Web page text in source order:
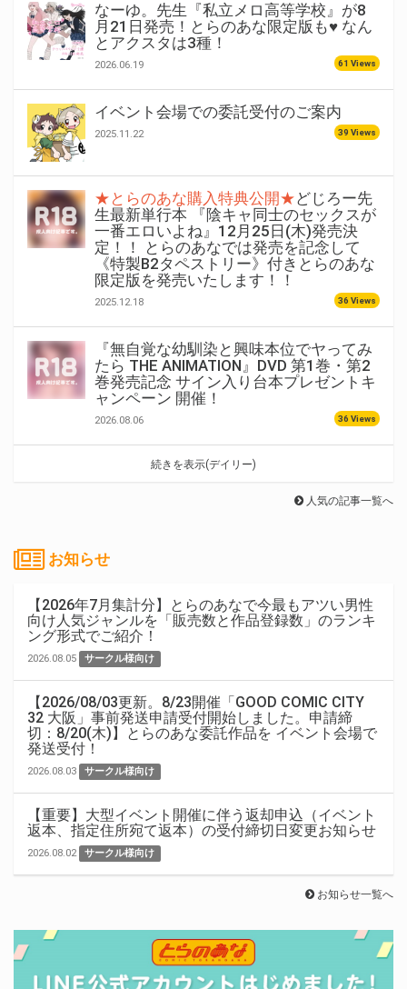
なーゆ。先生『私立メロ高等学校』が8
月21日発売！とらのあな限定版も♥ なん
とアクスタは3種！
2026.06.19 61 Views
イベント会場での委託受付のご案内
2025.11.22 39 Views
★とらのあな購入特典公開★どじろー先
生最新単行本 『陰キャ同士のセックスが
一番エロいよね』12月25日(木)発売決
定！！ とらのあなでは発売を記念して
《特製B2タペストリー》付きとらのあな
限定版を発売いたします！！
2025.12.18 36 Views
『無自覚な幼馴染と興味本位でヤってみ
たら THE ANIMATION』DVD 第1巻・第2
巻発売記念 サイン入り台本プレゼントキ
ャンペーン 開催！
2026.08.06 36 Views
続きを表示(デイリー)
人気の記事一覧へ
お知らせ
【2026年7月集計分】とらのあなで今最もアツい男性
向け人気ジャンルを「販売数と作品登録数」のランキ
ング形式でご紹介！
2026.08.05 サークル様向け
【2026/08/03更新。8/23開催「GOOD COMIC CITY
32 大阪」事前発送申請受付開始しました。申請締
切：8/20(木)】とらのあな委託作品を イベント会場で
発送受付！
2026.08.03 サークル様向け
【重要】大型イベント開催に伴う返却申込（イベント
返本、指定住所宛て返本）の受付締切日変更お知らせ
2026.08.02 サークル様向け
お知らせ一覧へ